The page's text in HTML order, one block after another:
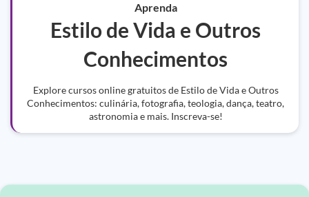
Aprenda
Estilo de Vida e Outros
Conhecimentos
Explore cursos online gratuitos de Estilo de Vida e Outros
Conhecimentos: culinária, fotografia, teologia, dança, teatro,
astronomia e mais. Inscreva-se!